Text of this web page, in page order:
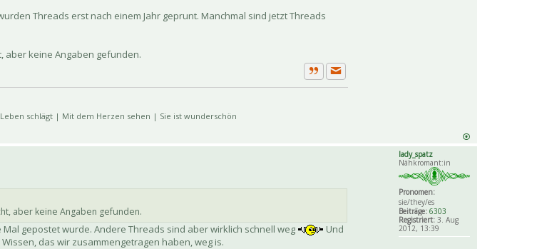
Threads erst nach einem Jahr geprunt. Manchmal sind jetzt Threads
aber keine Angaben gefunden.
ZitatPrivate Nachricht senden
schlägt | Mit dem Herzen sehen | Sie ist wunderschön
lady_spatz
Nähkromant:in
Pronomen:
sie/they/es
Beiträge: 6303
Registriert: 3. Aug
2012, 13:39
aber keine Angaben gefunden.
gepostet wurde. Andere Threads sind aber wirklich schnell weg
Und
das wir zusammengetragen haben, weg is.